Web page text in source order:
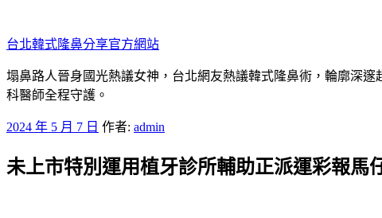
至
主
要
內
台北韓式隆鼻分享官方網站
塌鼻路人晉身國光熱議女神，台北網友熱議韓式隆鼻術，輪廓深
科醫師全程守護。
發
於
2024 年 5 月 7 日 作者: admin
未上市特別運用植牙診所輔助正派運彩報馬